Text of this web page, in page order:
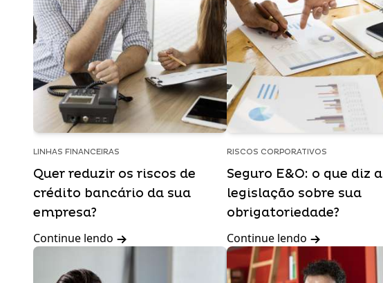
LINHAS FINANCEIRAS
Quer reduzir os riscos de
crédito bancário da sua
empresa?
Continue lendo
RISCOS CORPORATIVOS
Seguro E&O: o que diz a
legislação sobre sua
obrigatoriedade?
Continue lendo